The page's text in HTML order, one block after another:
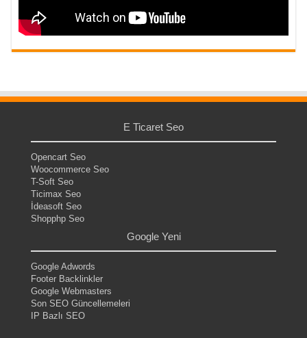
E Ticaret Seo
Opencart Seo
Woocommerce Seo
T-Soft Seo
Ticimax Seo
İdeasoft Seo
Shopphp Seo
Google Yeni
Google Adwords
Footer Backlinkler
Google Webmasters
Son SEO Güncellemeleri
IP Bazlı SEO